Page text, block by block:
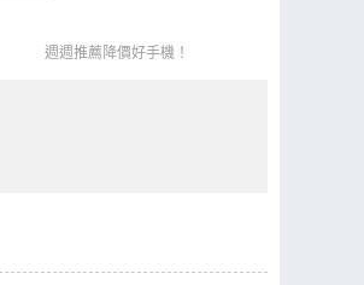
週週推薦降價好手機！